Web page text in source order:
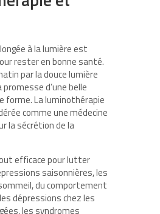
à la lumière est
rester en bonne santé.
par la douce lumière
promesse d’une belle
forme. La luminothérapie
comme une médecine
la sécrétion de la
efficace pour lutter
saisonnières, les
du comportement
dépressions chez les
les syndromes